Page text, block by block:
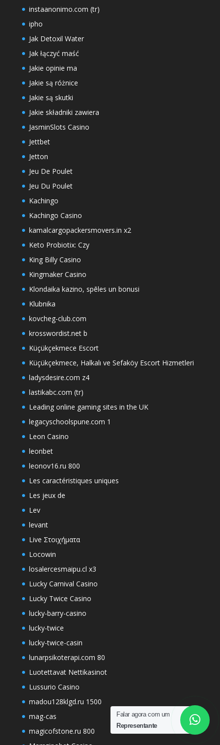
Falar agora com um
Representante
instaanonimo.com (tr)
ipho
Jak Detoxil Water
Jak łączyć maść
Jakie opinie ma
Jakie są różnice
Jakie są skutki
Jakie składniki zawiera
JasminSlots Casino
Jettbet
Jetton
Jeu De Poulet
Jeu Du Poulet
Kachingo
Kachingo Casino
kamalcargopackersmovers.in x2
Keto Probiotix: Czy
King Billy Casino
Kingmaker Casino
Klondaika kazino, spēles un bonusi
Klubnika
kovcheg-club.com
krosswordist.net b
Küçükçekmece Escort
Küçükçekmece, Halkalı ve Sefaköy Escort Hizmetleri
ladysdesire.com z4
lastikabc.com (tr)
Leading online gaming sites in the UK
legacyschoolspune.com 1
Leon Casino
leonbet
leonov16.ru 800
Les caractéristiques uniques
Les jeux de
Lev
levant
Live Στοιχήματα
Locowin
losalercesmaipu.cl x3
Lucky Carnival Casino
Lucky Twice Casino
lucky-barry-casino
lucky-twice
lucky-twice-casin
lunarpsikoterapi.com 80
Luotettavat Nettikasinot
Lussurio Casino
madou128klgd.ru 1500
mag-cas
magicofstone.ru 800